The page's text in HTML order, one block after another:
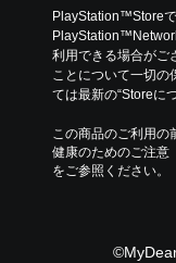
PlayStation™Store
利用できる場合がご
ことについて一切の
ては最新の“Storeに
この商品のご利用の
健康のためのご注意
をご参照ください。